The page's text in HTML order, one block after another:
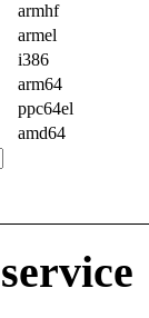
armhf
armel
i386
arm64
ppc64el
amd64